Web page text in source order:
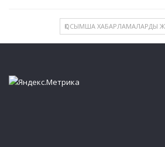
ҚОСЫМША ХАБАРЛАМАЛАРДЫ